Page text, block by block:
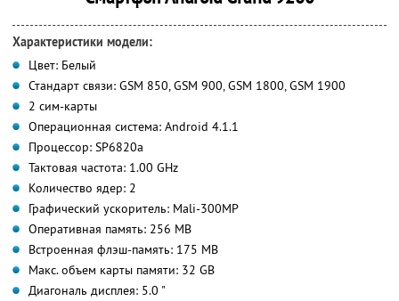
Характеристики модели:
Цвет: Белый
Стандарт связи: GSM 850, GSM 900, GSM 1800, GSM 1900
2 сим-карты
Операционная система: Android 4.1.1
Процессор: SP6820a
Тактовая частота: 1.00 GHz
Количество ядер: 2
Графический ускоритель: Mali-300MP
Оперативная память: 256 MB
Встроенная флэш-память: 175 МВ
Макс. объем карты памяти: 32 GB
Диагональ дисплея: 5.0 "